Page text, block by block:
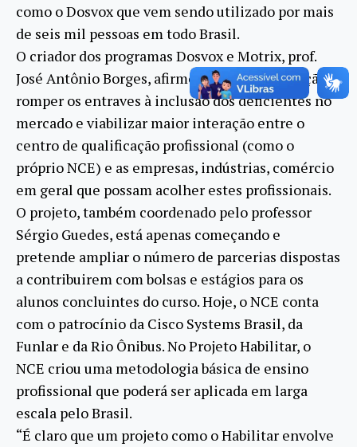
como o Dosvox que vem sendo utilizado por mais
de seis mil pessoas em todo Brasil.
O criador dos programas Dosvox e Motrix, prof.
José Antônio Borges, afirmou que a preocupação é
romper os entraves à inclusão dos deficientes no
mercado e viabilizar maior interação entre o
centro de qualificação profissional (como o
próprio NCE) e as empresas, indústrias, comércio
em geral que possam acolher estes profissionais.
O projeto, também coordenado pelo professor
Sérgio Guedes, está apenas começando e
pretende ampliar o número de parcerias dispostas
a contribuirem com bolsas e estágios para os
alunos concluintes do curso. Hoje, o NCE conta
com o patrocínio da Cisco Systems Brasil, da
Funlar e da Rio Ônibus. No Projeto Habilitar, o
NCE criou uma metodologia básica de ensino
profissional que poderá ser aplicada em larga
escala pelo Brasil.
“É claro que um projeto como o Habilitar envolve